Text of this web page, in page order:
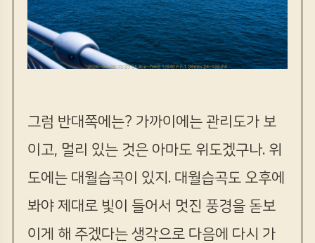
그럼 반대쪽에는? 가까이에는 관리도가 보
이고, 멀리 있는 것은 아마도 위도겠구나. 위
도에는 대월습곡이 있지. 대월습곡도 오후에
봐야 제대로 빛이 들어서 멋진 풍경을 돋보
이게 해 주겠다는 생각으로 다음에 다시 가